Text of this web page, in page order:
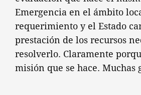
Emergencia en el ámbito
requerimiento y el Estado
prestación de los recursos
resolverlo. Claramente
misión que se hace. Muchas